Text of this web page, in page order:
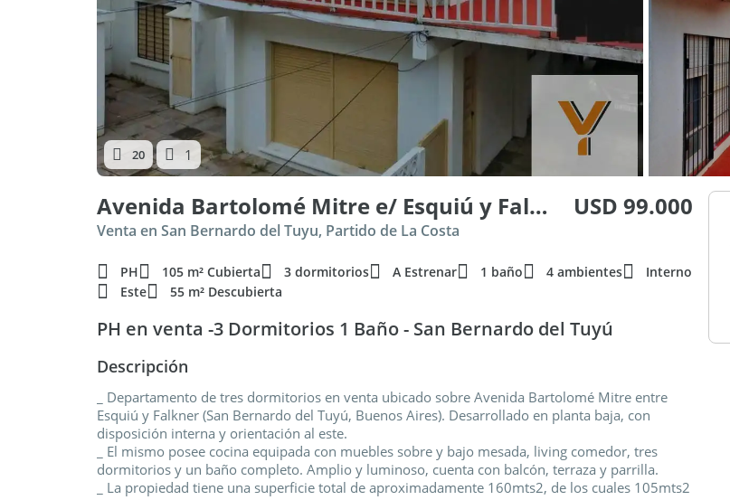
20 1
Avenida Bartolomé Mitre e/ Esquiú y Falkner USD 99.000
Venta en San Bernardo del Tuyu, Partido de La Costa
PH 105 m² Cubierta 3 dormitorios A Estrenar 1 baño 4 ambientes
Interno
Este
55 m² Descubierta
PH en venta -3 Dormitorios 1 Baño - San Bernardo del Tuyú
Descripción
_ Departamento de tres dormitorios en venta ubicado sobre Avenida Bartolomé Mitre entre
Esquiú y Falkner (San Bernardo del Tuyú, Buenos Aires). Desarrollado en planta baja, con
disposición interna y orientación al este.
_ El mismo posee cocina equipada con muebles sobre y bajo mesada, living comedor, tres
dormitorios y un baño completo. Amplio y luminoso, cuenta con balcón, terraza y parrilla.
_ La propiedad tiene una superficie total de aproximadamente 160mts2, de los cuales 105mts2